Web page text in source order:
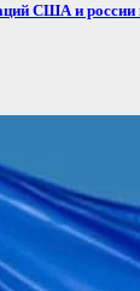
США и россии